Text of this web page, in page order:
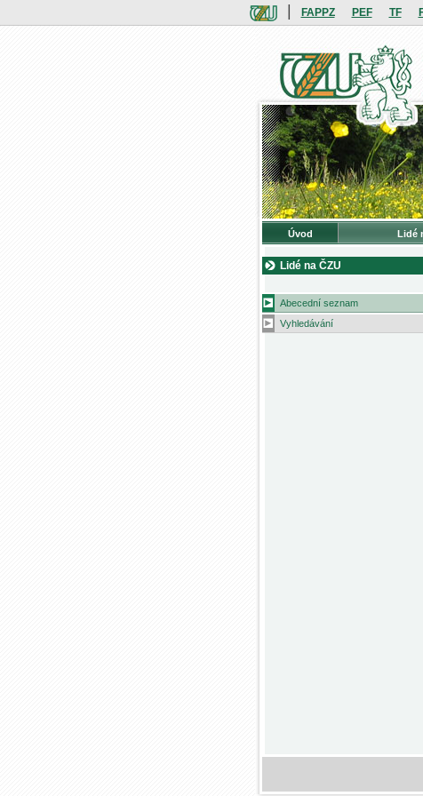
FAPPZ PEF TF
Úvod Lidé
Lidé na ČZU
Abecední seznam
Vyhledávání